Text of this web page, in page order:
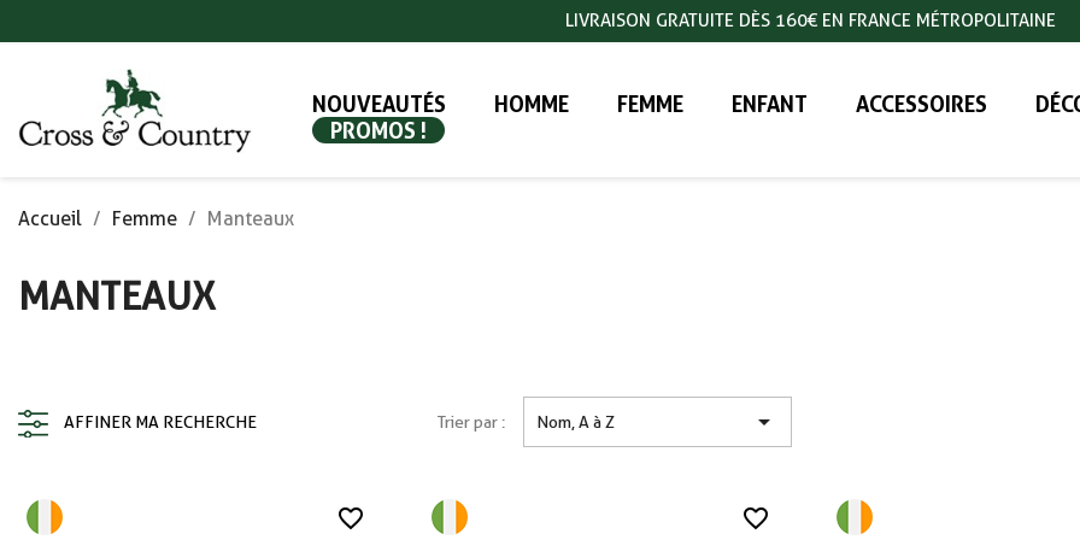
LIVRAISON GRATUITE DÈS 160€ EN FRANCE MÉTROPOLITAINE
NOUVEAUTÉS HOMME FEMME ENFANT ACCESSOIRES
PROMOS !
Accueil Femme Manteaux
MANTEAUX
AFFINER MA RECHERCHE Trier par : Nom, A à Z 
favorite_border favorite_border